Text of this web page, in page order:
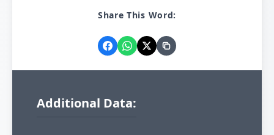
Share This Word:
Additional Data: